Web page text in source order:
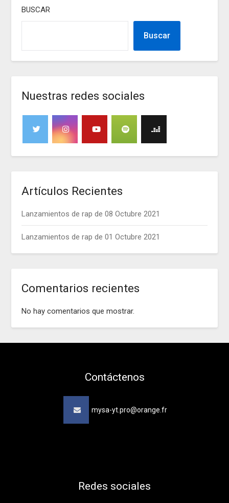
BUSCAR
Buscar
Nuestras redes sociales
Artículos Recientes
Lanzamientos de rap de 08 Octubre 2021
Lanzamientos de rap de 01 Octubre 2021
Comentarios recientes
No hay comentarios que mostrar.
Contáctenos
mysa-yt.pro@orange.fr
Redes sociales